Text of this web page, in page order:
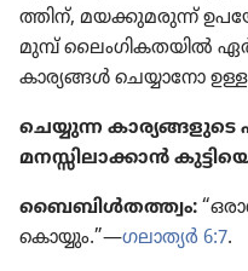
ത്തിന്‌, മയക്കു​മ​രുന്ന്‌
മുമ്പ്‌ ലൈം​ഗി​ക​ത​യിൽ
കാര്യങ്ങൾ ചെയ്യാ​നോ
ചെയ്യുന്ന
മനസ്സിലാക്കാൻ
ബൈബിൾത​ത്ത്വം:
കൊയ്യും.”—ഗലാത്യർ 6:7.